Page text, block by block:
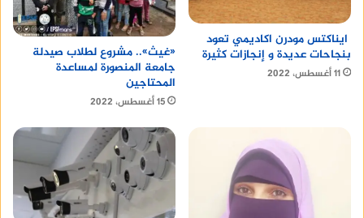
ايناكتس مودرن اكاديمي تعود
بنجاحات عديدة و إنجازات كثيرة
11 أغسطس، 2022
«غيث».. مشروع لطلاب صيدلة
جامعة المنصورة لمساعدة
المحتاجين
15 أغسطس، 2022